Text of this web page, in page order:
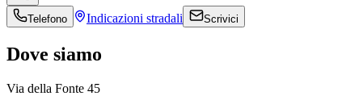
Telefono Indicazioni stradali Scrivici
Dove siamo
Via della Fonte 45